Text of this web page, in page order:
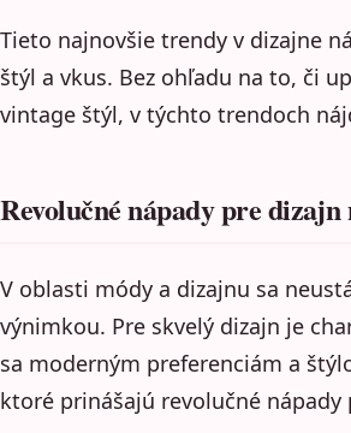
Tieto najnovšie trendy v dizajne
štýl a vkus. Bez ohľadu na to, či
vintage štýl, v týchto trendoch
Revolučné nápady pre dizajn
V oblasti módy a dizajnu sa
výnimkou. Pre skvelý dizajn je
sa moderným preferenciám a
ktoré prinášajú revolučné